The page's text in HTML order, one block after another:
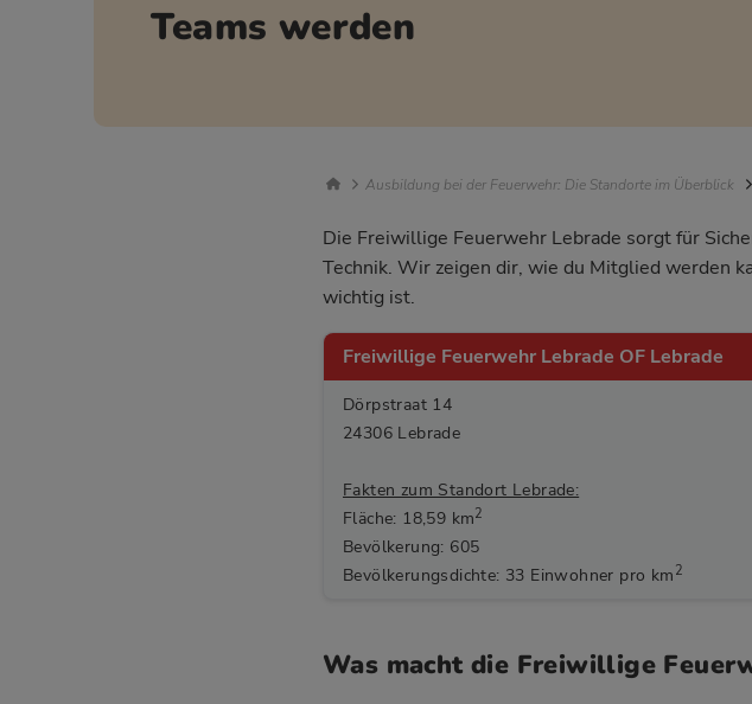
Teams werden
Breadcrumb Navigation
Ausbildung bei der Feuerwehr: Die Standorte im Überblick
Die Freiwillige Feuerwehr Lebrade sorgt für
Technik. Wir zeigen dir, wie du Mitglied werden
wichtig ist.
Freiwillige Feuerwehr Lebrade OF Lebrade
Dörpstraat 14
24306 Lebrade
Fakten zum Standort Lebrade:
Fläche: 18,59 km2
Bevölkerung: 605
Bevölkerungsdichte: 33 Einwohner pro km 2
Was macht die Freiwillige